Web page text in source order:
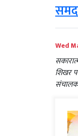
Wed
शिखर